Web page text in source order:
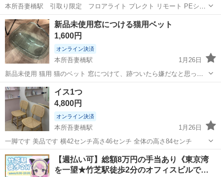
本所吾妻橋駅 引取り限定 フロアライト プレクト リモート PEシェ
ードランプ 【led 電球付き リモコン付き 調色 調光式 間接照明 寝室
スタンドライト フロアランプ おしゃれ 北欧 インテリア 照明器具 ベ
ッドサイド...
東京 墨田区 本所吾妻橋駅 照明器具 間接照明
新品未使用窓につける猫用ベット
1,600円
オンライン決済
本所吾妻橋駅
1月26日
新品未使用 猫用 猫のベット 窓につけて、跡ついたら嫌だなと思った
らつけたくなった 付属品あり 吸盤でつくタイプです 二枚目の写真は
イメージです
東京 墨田区
イス1つ
4,800円
オンライン決済
本所吾妻橋駅
1月26日
一脚です 美品です 横42センチ高さ46センチ 全体の高さ84センチ
東京 墨田区 本所吾妻橋駅 椅子 イス
【週払い可】総額8万円の手当あり《東京湾
を一望★竹芝駅徒歩2分のオフィスビルで…